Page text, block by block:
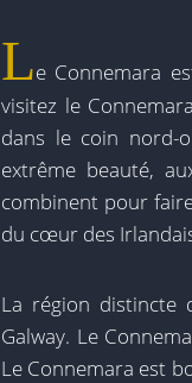
Le Connemara
visitez le
dans le coin nord-
extrême beauté,
combinent pour
du cœur des
La région distincte
Galway. Le
Le Connemara est